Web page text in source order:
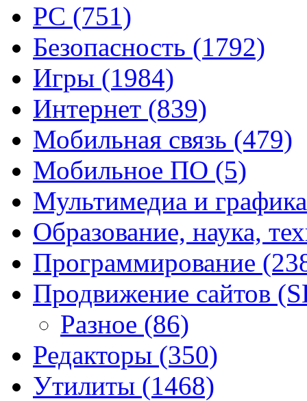
PC (751)
Безопасность (1792)
Игры (1984)
Интернет (839)
Мобильная связь (479)
Мобильное ПО (5)
Мультимедиа и
Образование, наука,
Программирование
Продвижение сайтов
Разное (86)
Редакторы (350)
Утилиты (1468)